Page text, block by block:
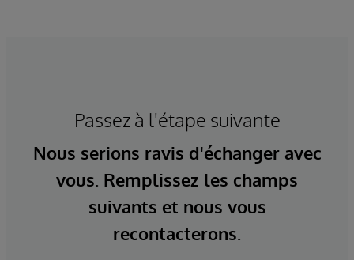
Passez à l'étape suivante
Nous serions ravis d'échanger avec
vous. Remplissez les champs
suivants et nous vous
recontacterons.